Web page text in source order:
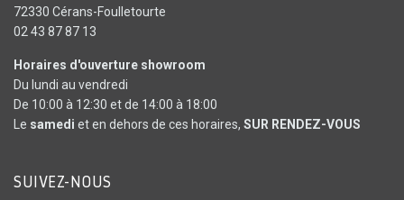
72330 Cérans-Foulletourte
02 43 87 87 13
Horaires d'ouverture showroom
Du lundi au vendredi
De 10:00 à 12:30 et de 14:00 à 18:00
Le samedi et en dehors de ces horaires, SUR RENDEZ-VOUS
SUIVEZ-NOUS